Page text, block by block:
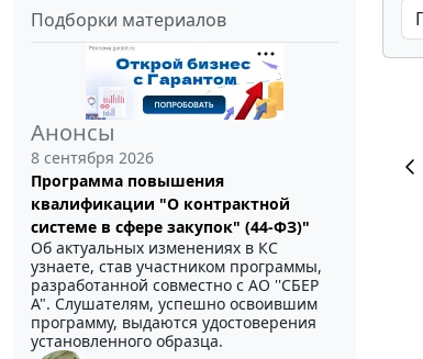
Подборки материалов
Анонсы
8 сентября 2026
Программа повышения
квалификации "О контрактной
системе в сфере закупок" (44-ФЗ)"
Об актуальных изменениях в КС
узнаете, став участником программы,
разработанной совместно с АО ''СБЕР
А". Слушателям, успешно освоившим
программу, выдаются удостоверения
установленного образца.